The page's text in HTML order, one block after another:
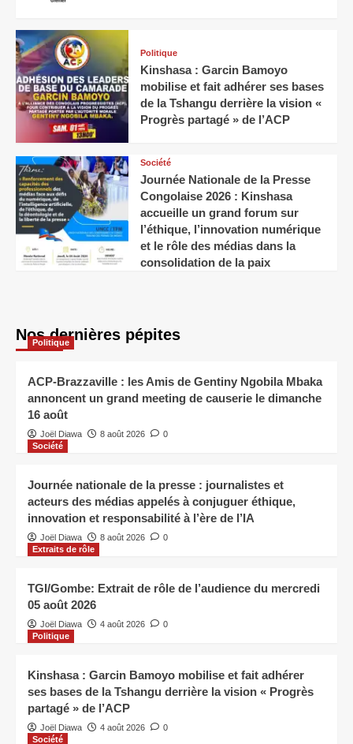
Politique
Kinshasa : Garcin Bamoyo
mobilise et fait adhérer ses bases
de la Tshangu derrière la vision «
Progrès partagé » de l’ACP
Société
Journée Nationale de la Presse
Congolaise 2026 : Kinshasa
accueille un grand forum sur
l’éthique, l’innovation numérique
et le rôle des médias dans la
consolidation de la paix
Nos dernières pépites
Politique
ACP-Brazzaville : les Amis de Gentiny Ngobila Mbaka
annoncent un grand meeting de causerie le dimanche
16 août
Joël Diawa 8 août 2026
0
Société
Journée nationale de la presse : journalistes et
acteurs des médias appelés à conjuguer éthique,
innovation et responsabilité à l’ère de l’IA
Joël Diawa 8 août 2026
0
Extraits de rôle
TGI/Gombe: Extrait de rôle de l’audience du mercredi
05 août 2026
Joël Diawa 4 août 2026
0
Politique
Kinshasa : Garcin Bamoyo mobilise et fait adhérer
ses bases de la Tshangu derrière la vision « Progrès
partagé » de l’ACP
Joël Diawa 4 août 2026
0
Société